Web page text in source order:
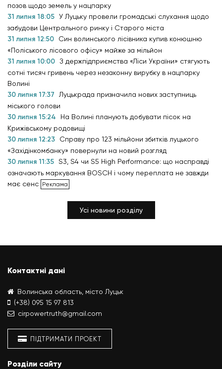
позов щодо земель у нацпарку
31 липня 18:05 У Луцьку провели громадські слухання щодо
забудови Центрального ринку і Старого міста
31 липня 12:50
Син волинського лісівника купив конюшню
«Поліського лісового офісу» майже за мільйон
31 липня 10:00 З держпідприємства «Ліси України» стягують
сотні тисяч гривень через незаконну вирубку в нацпарку
Волині
30 липня 17:37
Луцькрада призначила нових заступниць
міського голови
30 липня 15:24
На Волині планують добувати пісок на
Крижівському родовищі
30 липня 12:23
Справу про 123 мільйони збитків луцького
«Західінкомбанку» повернули на новий розгляд
30 липня 11:35 S3, S4 чи S5 High Performance: що насправді
означають маркування BOSCH і чому переплата не завжди
має сенс
Усі новини розділу
Контактні дані
Волинська область, місто Луцьк
(+38) 095 15 97 813
cirpowertruth@gmail.com
ПІДТРИМАТИ ПРОЕКТ
Розділи сайту